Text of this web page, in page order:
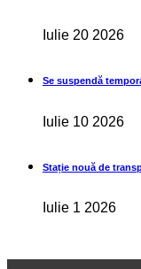
Iulie 20 2026
Se suspendă
Iulie 10 2026
Stație nouă de
Iulie 1 2026